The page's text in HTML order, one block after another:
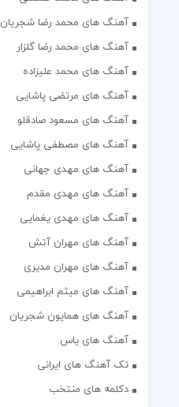
آهنگ های محمد رضا شجریان
آهنگ های محمد رضا گلزار
آهنگ های محمد علیزاده
آهنگ های مرتضی پاشایی
آهنگ های مسعود صادقلو
آهنگ های مصطفی پاشایی
آهنگ های مهدی جهانی
آهنگ های مهدی مقدم
آهنگ های مهدی یغمایی
آهنگ های مهران آتش
آهنگ های مهران مدیری
آهنگ های میثم ابراهیمی
آهنگ های همایون شجریان
آهنگ های یاس
تک آهنگ های ایرانی
دکلمه های منتخب